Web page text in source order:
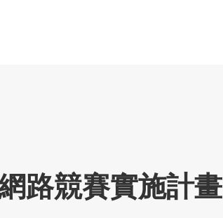
路競賽實施計畫